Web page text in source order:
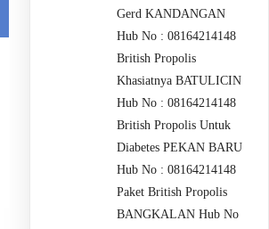
Gerd KANDANGAN
Hub No : 08164214148
British Propolis
Khasiatnya BATULICIN
Hub No : 08164214148
British Propolis Untuk
Diabetes PEKAN BARU
Hub No : 08164214148
Paket British Propolis
BANGKALAN Hub No